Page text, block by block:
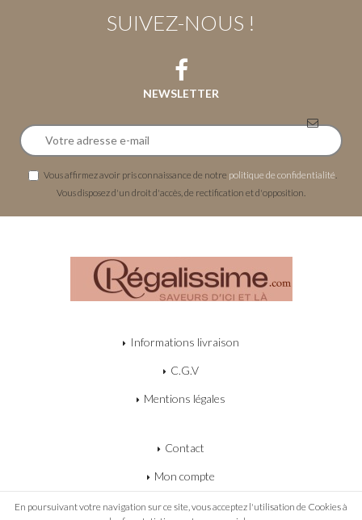
SUIVEZ-NOUS !
NEWSLETTER
Vous affirmez avoir pris connaissance de notre politique de confidentialité
Vous disposez d'un droit d'accès, de rectification et d'opposition.
Informations livraison
C.G.V
Mentions légales
Contact
Mon compte
Mon panier
En poursuivant votre navigation sur ce site, vous acceptez l'utilisation de Cookies à